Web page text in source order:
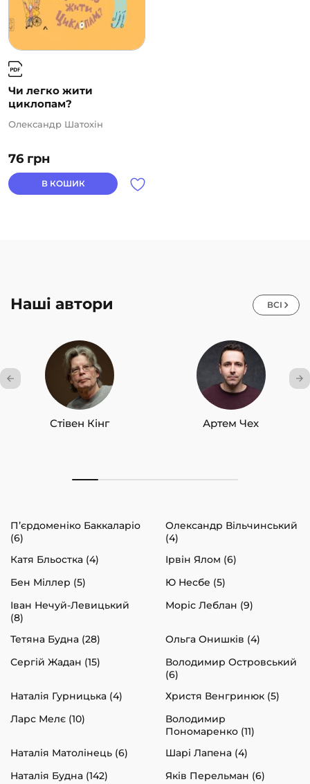
Чи легко жити
циклопам?
76 грн
Олександр Шатохін
В КОШИК
Наші автори ВСІ
Стівен Кінг Артем Чех
П’єрдоменіко Баккаларіо
(6)
Олександр Вільчинський
(4)
Катя Бльостка (4)
Ірвін Ялом (6)
Бен Міллер (5)
Ю Несбе (5)
Іван Нечуй-Левицький
(8)
Моріс Леблан (9)
Тетяна Будна (28)
Ольга Онишків (4)
Сергій Жадан (15)
Володимир Островський
(6)
Наталія Гурницька (4)
Христя Венгринюк (5)
Ларс Мелє (10)
Володимир
Пономаренко (11)
Наталія Матолінець (6)
Шарі Лапена (4)
Наталія Будна (142)
Яків Перельман (6)